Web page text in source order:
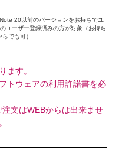
20以前のバージョンをお持ちでユ
ユーザー登録済みの方が対象（お持ち
でも可）
ます。
トウェアの利用許諾書を必
文はWEBからは出来ませ